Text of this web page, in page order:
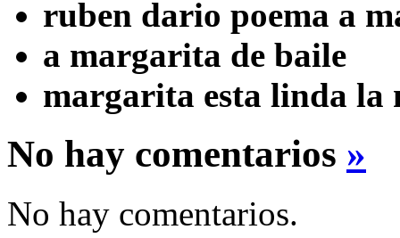
ruben dario poema a
a margarita de baile
margarita esta linda la
No hay comentarios »
No hay comentarios.